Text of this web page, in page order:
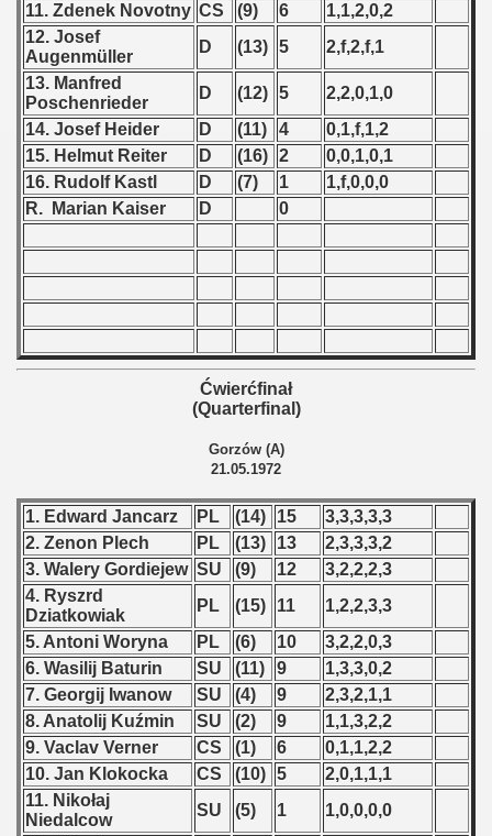
11. Zdenek Novotny CS (9) 6
1,1,2,0,2
12. Josef
Augenmüller
D (13) 5
2,f,2,f,1
13. Manfred
Poschenrieder
D (12) 5
2,2,0,1,0
14. Josef Heider
D (11) 4
0,1,f,1,2
15. Helmut Reiter
D (16) 2
0,0,1,0,1
16. Rudolf Kastl
D (7) 1
1,f,0,0,0
R. Marian Kaiser
D 0
Ćwierćfinał
(Quarterfinal)
Gorzów (A)
21.05.1972
1. Edward Jancarz PL (14) 15
3,3,3,3,3
2. Zenon Plech
PL (13) 13
2,3,3,3,2
3. Walery Gordiejew SU (9) 12
3,2,2,2,3
4. Ryszrd
Dziatkowiak
PL (15) 11
1,2,2,3,3
5. Antoni Woryna
PL (6) 10
3,2,2,0,3
6. Wasilij Baturin
SU (11) 9
1,3,3,0,2
7. Georgij Iwanow
SU (4) 9
2,3,2,1,1
8. Anatolij Kuźmin
SU (2) 9
1,1,3,2,2
9. Vaclav Verner
CS (1) 6
0,1,1,2,2
10. Jan Klokocka
CS (10) 5
2,0,1,1,1
11. Nikołaj
Niedalcow
SU (5) 1
1,0,0,0,0
- 2000
- 2001
- 2002
- 2003
- 2004
- 2006
- 2007
- 2011
- 2012
- 2013
- 2014
- 2015
- 2016
- 2018